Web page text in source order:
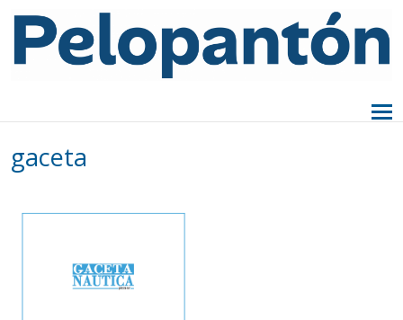
gaceta